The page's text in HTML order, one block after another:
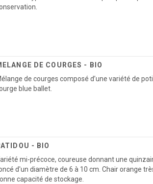
DE COURGES - BIO
de courges composé d’une variété de
blue ballet.
- BIO
mi-précoce, coureuse donnant une
d'un diamètre de 6 à 10 cm. Chair orange
capacité de stockage.